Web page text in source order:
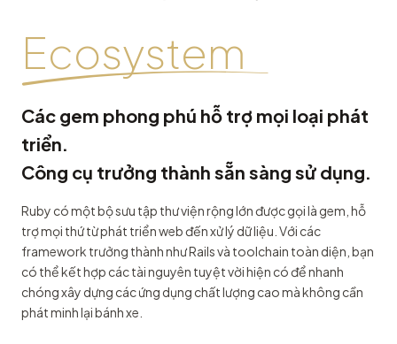
Ecosystem
Các gem phong phú hỗ trợ mọi loại phát
triển.
Công cụ trưởng thành sẵn sàng sử dụng.
Ruby có một bộ sưu tập thư viện rộng lớn được gọi là gem, hỗ
trợ mọi thứ từ phát triển web đến xử lý dữ liệu. Với các
framework trưởng thành như Rails và toolchain toàn diện, bạn
có thể kết hợp các tài nguyên tuyệt vời hiện có để nhanh
chóng xây dựng các ứng dụng chất lượng cao mà không cần
phát minh lại bánh xe.